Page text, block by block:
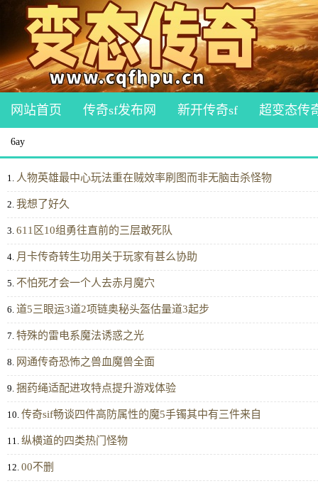
网站首页 传奇sf发布网 新开传奇sf 超变态传
6ay
1. 人物英雄最中心玩法重在贼效率刷图而非无脑击杀怪物
2. 我想了好久
3. 611区10组勇往直前的三层敢死队
4. 月卡传奇转生功用关于玩家有甚么协助
5. 不怕死才会一个人去赤月魔穴
6. 道5三眼运3道2项链奥秘头盔估量道3起步
7. 特殊的雷电系魔法诱惑之光
8. 网通传奇恐怖之兽血魔兽全面
9. 捆药绳适配进攻特点提升游戏体验
10. 传奇sif畅谈四件高防属性的魔5手镯其中有三件来自
11. 纵横道的四类热门怪物
12. 00不删